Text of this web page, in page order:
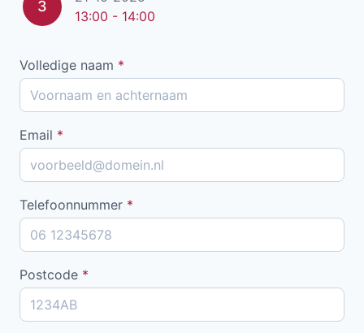
3
13:00 - 14:00
Volledige naam *
Email *
Telefoonnummer *
Postcode *